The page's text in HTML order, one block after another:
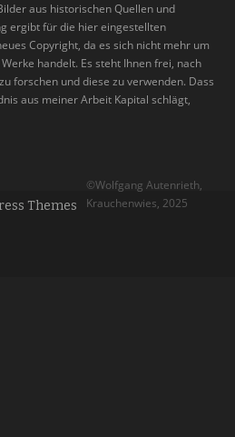
aus historischen Quellen und
ergibt für die hier eingestellten
Copyright, da es sich nicht mehr um
handelt. Es steht Ihnen frei, nach
forschen und diese zu verwenden. Dass
aus meiner Arbeit Kapital schlägt,
Themes
©Wolfgang Autenrieth,
Krauchenwies, 2025